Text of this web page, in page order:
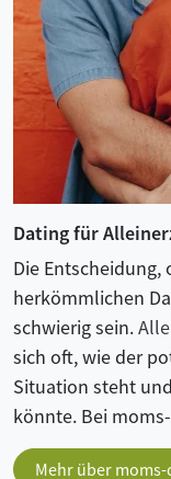
Dating für
Die
herkömmlichen
schwierig sein.
sich oft, wie der
Situation steht
könnte. Bei
Mehr über